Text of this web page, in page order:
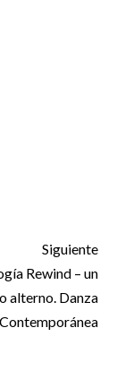
Siguiente
Rewind – un
alterno. Danza
Contemporánea